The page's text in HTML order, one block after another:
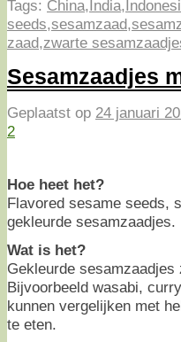
Tags: China, India,
seeds,sesamzaad,
zaad,zwarte
Sesamzaadjes
Geplaatst op 24 januari
2
Hoe heet het?
Flavored sesame seeds,
gekleurde sesamzaadjes.
Wat is het?
Gekleurde sesamzaadjes
Bijvoorbeeld wasabi,
kunnen vergelijken met
te eten.